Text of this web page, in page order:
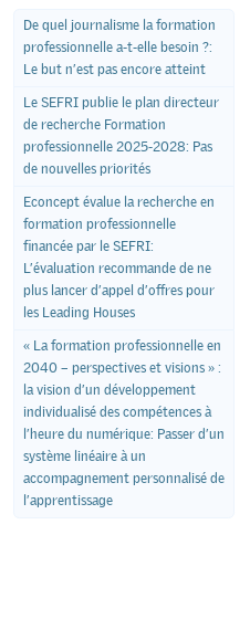
De quel journalisme la formation
professionnelle a-t-elle besoin ?:
Le but n’est pas encore atteint
Le SEFRI publie le plan directeur
de recherche Formation
professionnelle 2025-2028: Pas
de nouvelles priorités
Econcept évalue la recherche en
formation professionnelle
financée par le SEFRI:
L’évaluation recommande de ne
plus lancer d’appel d’offres pour
les Leading Houses
« La formation professionnelle en
2040 – perspectives et visions » :
la vision d’un développement
individualisé des compétences à
l’heure du numérique: Passer d’un
système linéaire à un
accompagnement personnalisé de
l’apprentissage